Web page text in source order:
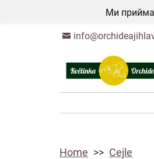
Ми
Home Cejle